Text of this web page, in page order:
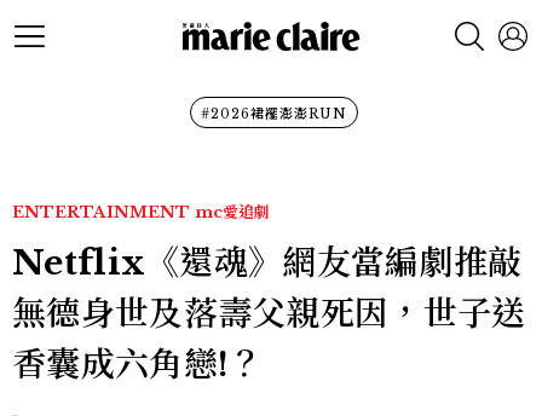
#2026裙襬澎澎RUN
ENTERTAINMENT mc愛追劇
Netflix《還魂》網友當編劇推敲
無德身世及落壽父親死因，世子送
香囊成六角戀!？